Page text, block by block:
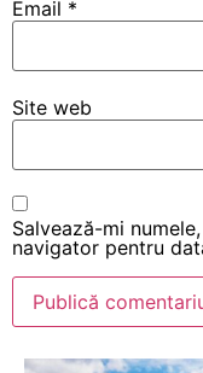
Email *
Site web
Salvează-mi
navigator pentru